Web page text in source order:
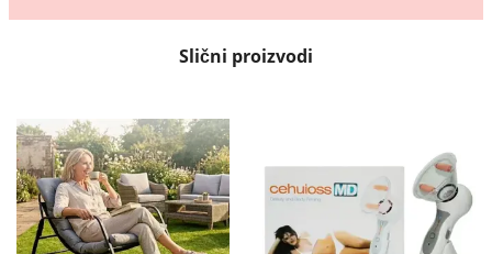
Slični proizvodi